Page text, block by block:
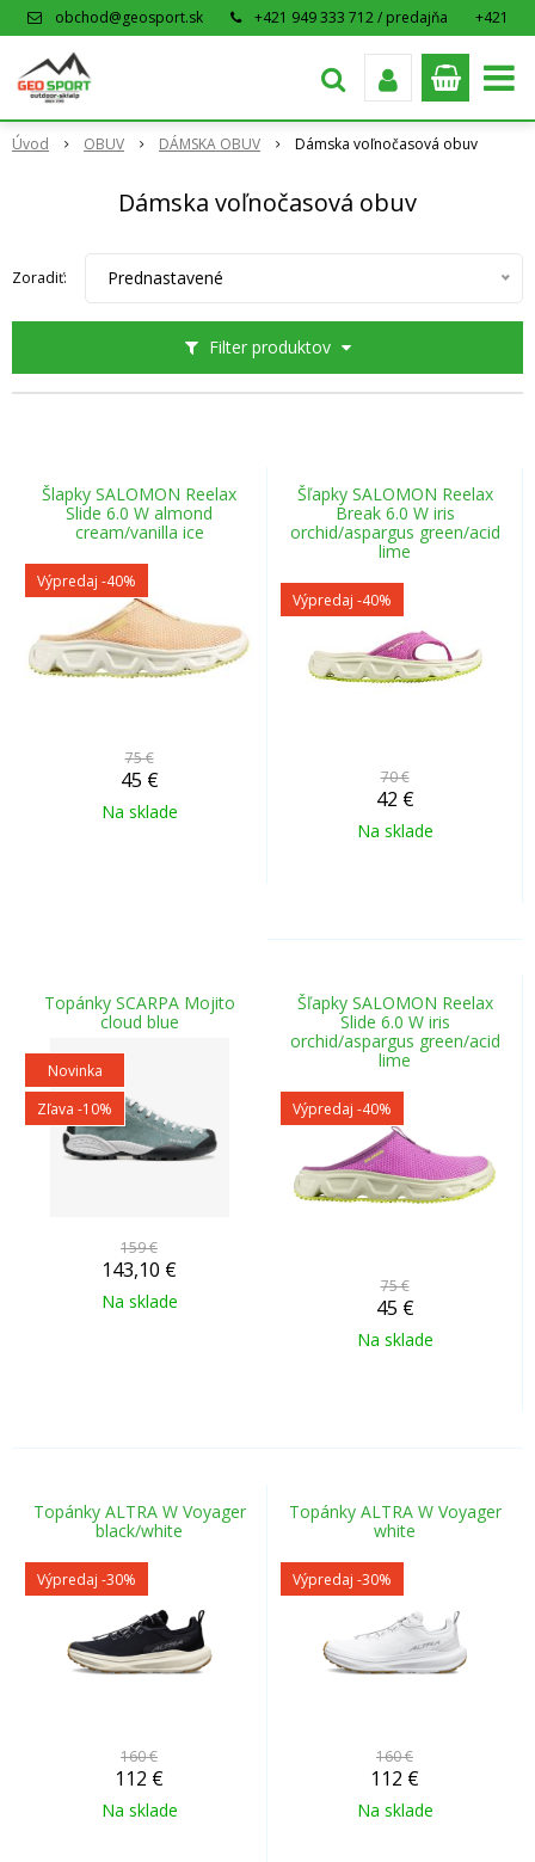
obchod@geosport.sk +421 949 333 712 / predajňa
+421
Úvod OBUV DÁMSKA OBUV Dámska voľnočasová obuv
Dámska voľnočasová obuv
Filter produktov
Zoradiť: Prednastavené
Šlapky SALOMON Reelax
Slide 6.0 W almond
cream/vanilla ice
Výpredaj -40%
75 €
45 €
Na sklade
Šľapky SALOMON Reelax
Break 6.0 W iris
orchid/aspargus green/acid
lime
Výpredaj -40%
70 €
42 €
Na sklade
Topánky SCARPA Mojito
cloud blue
Novinka
Zľava -10%
159 €
143,10 €
Na sklade
Šľapky SALOMON Reelax
Slide 6.0 W iris
orchid/aspargus green/acid
lime
Výpredaj -40%
75 €
45 €
Na sklade
Topánky ALTRA W Voyager
black/white
Výpredaj -30%
160 €
112 €
Na sklade
Topánky ALTRA W Voyager
white
Výpredaj -30%
160 €
112 €
Na sklade